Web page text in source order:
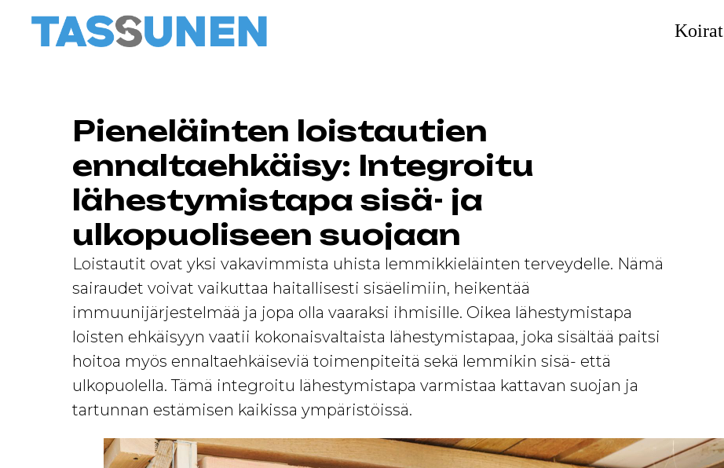
Koirat
Pieneläinten loistautien
ennaltaehkäisy: Integroitu
lähestymistapa sisä- ja
ulkopuoliseen suojaan
Loistautit ovat yksi vakavimmista uhista lemmikkieläinten terveydelle. Nämä
sairaudet voivat vaikuttaa haitallisesti sisäelimiin, heikentää
immuunijärjestelmää ja jopa olla vaaraksi ihmisille. Oikea lähestymistapa
loisten ehkäisyyn vaatii kokonaisvaltaista lähestymistapaa, joka sisältää paitsi
hoitoa myös ennaltaehkäiseviä toimenpiteitä sekä lemmikin sisä- että
ulkopuolella. Tämä integroitu lähestymistapa varmistaa kattavan suojan ja
tartunnan estämisen kaikissa ympäristöissä.